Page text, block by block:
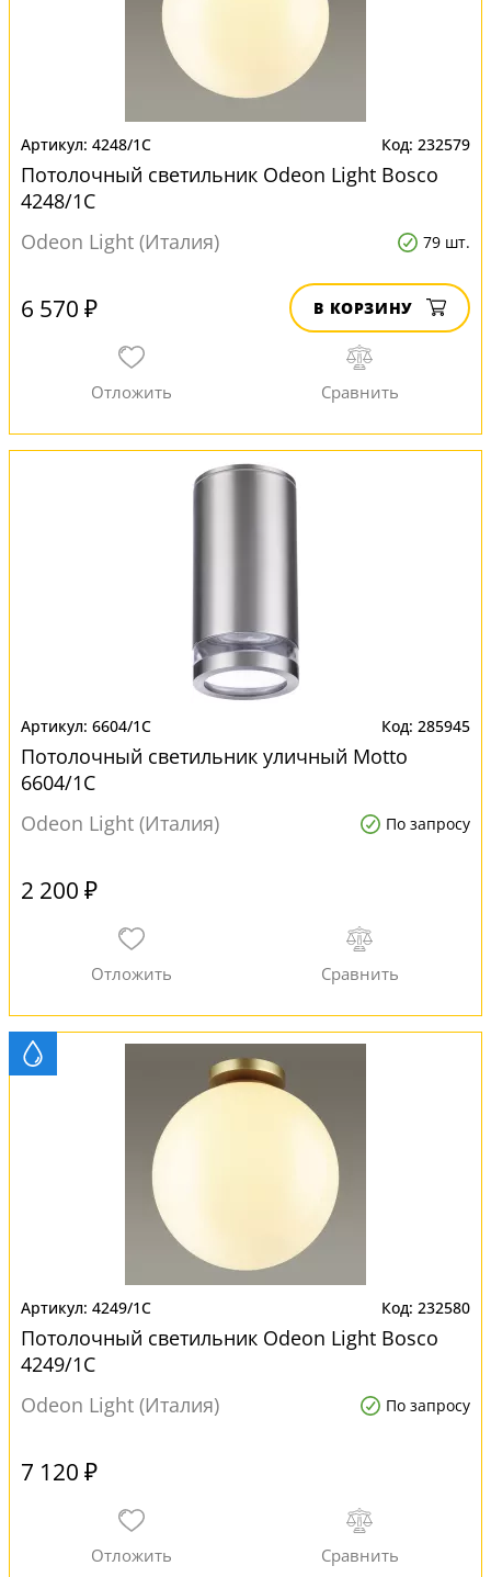
4248/1C 232579
Потолочный светильник Odeon Light Bosco
4248/1C
Odeon Light (Италия)
79 шт.
6 570 ₽ В КОРЗИНУ
6604/1C 285945
Потолочный светильник уличный Motto
6604/1C
Odeon Light (Италия)
По запросу
2 200 ₽
4249/1C 232580
Потолочный светильник Odeon Light Bosco
4249/1C
Odeon Light (Италия)
По запросу
7 120 ₽